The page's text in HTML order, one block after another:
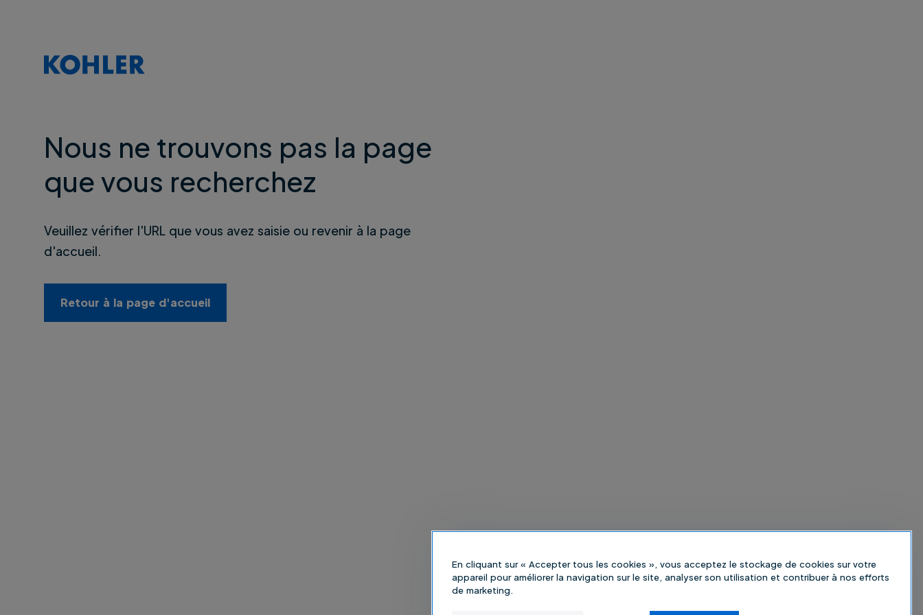
Nous ne trouvons pas la page
que vous recherchez
Veuillez vérifier l'URL que vous avez saisie ou revenir à la page
d'accueil.
Retour à la page d'accueil
En cliquant sur « Accepter tous les cookies », vous acceptez le stockage de cookies sur votre
appareil pour améliorer la navigation sur le site, analyser son utilisation et contribuer à nos efforts
de marketing.